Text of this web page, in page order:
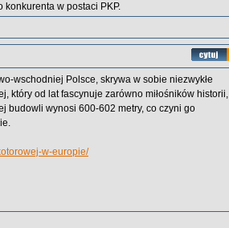
konkurenta w postaci PKP.
wschodniej Polsce, skrywa w sobie niezwykłe
który od lat fascynuje zarówno miłośników historii,
budowli wynosi 600-602 metry, co czyni go
w-europie/